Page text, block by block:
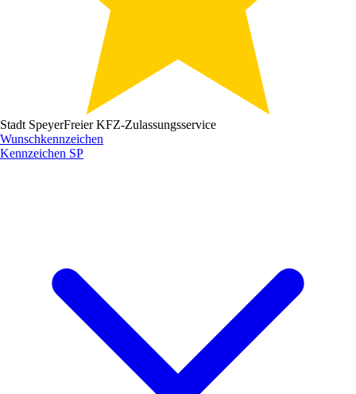
Stadt SpeyerFreier KFZ-Zulassungsservice
Wunschkennzeichen
Kennzeichen SP